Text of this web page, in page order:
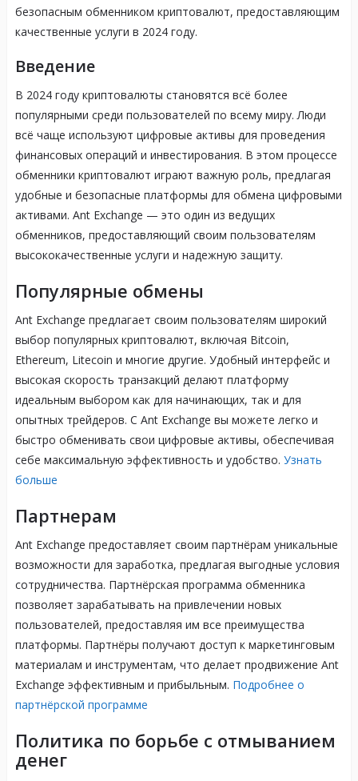
безопасным обменником криптовалют, предоставляющим
качественные услуги в 2024 году.
Введение
В 2024 году криптовалюты становятся всё более
популярными среди пользователей по всему миру. Люди
всё чаще используют цифровые активы для проведения
финансовых операций и инвестирования. В этом процессе
обменники криптовалют играют важную роль, предлагая
удобные и безопасные платформы для обмена цифровыми
активами. Ant Exchange — это один из ведущих
обменников, предоставляющий своим пользователям
высококачественные услуги и надежную защиту.
Популярные обмены
Ant Exchange предлагает своим пользователям широкий
выбор популярных криптовалют, включая Bitcoin,
Ethereum, Litecoin и многие другие. Удобный интерфейс и
высокая скорость транзакций делают платформу
идеальным выбором как для начинающих, так и для
опытных трейдеров. С Ant Exchange вы можете легко и
быстро обменивать свои цифровые активы, обеспечивая
себе максимальную эффективность и удобство. Узнать
больше
Партнерам
Ant Exchange предоставляет своим партнёрам уникальные
возможности для заработка, предлагая выгодные условия
сотрудничества. Партнёрская программа обменника
позволяет зарабатывать на привлечении новых
пользователей, предоставляя им все преимущества
платформы. Партнёры получают доступ к маркетинговым
материалам и инструментам, что делает продвижение Ant
Exchange эффективным и прибыльным. Подробнее о
партнёрской программе
Политика по борьбе с отмыванием
денег